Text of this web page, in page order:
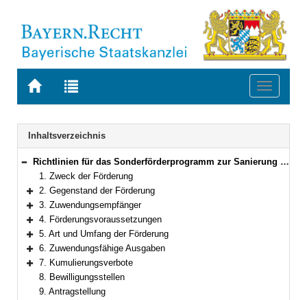
Zur
BAYERN.RECHT
Zur
letzten
Suche
Toggle
Navigation
Inhaltsverzeichnis
Bereich reduzieren
Richtlinien für das Sonderförderprogramm zur Sanierung kommunaler Schwimmbäder in Bayern
1. Zweck der Förderung
Bereich erweitern
2. Gegenstand der Förderung
Bereich erweitern
3. Zuwendungsempfänger
Bereich erweitern
4. Förderungsvoraussetzungen
Bereich erweitern
5. Art und Umfang der Förderung
Bereich erweitern
6. Zuwendungsfähige Ausgaben
Bereich erweitern
7. Kumulierungsverbote
8. Bewilligungsstellen
9. Antragstellung